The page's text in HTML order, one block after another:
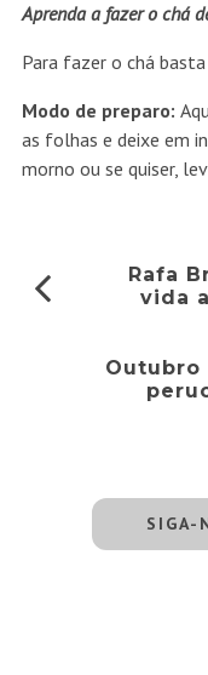
Aprenda a fazer o chá
Para fazer o chá
Modo de preparo:
as folhas e deixe em
morno ou se quiser,
Rafa
vida
Outubro
SIGA-